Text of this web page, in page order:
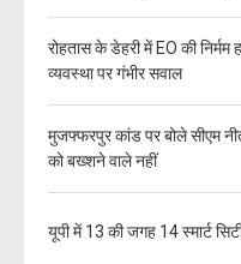
रोहतास के डेहरी में EO की निर्मम
व्यवस्था पर गंभीर सवाल
मुजफ्फरपुर कांड पर बोले सीएम
को बख्शने वाले नहीं
यूपी में 13 की जगह 14 स्मार्ट